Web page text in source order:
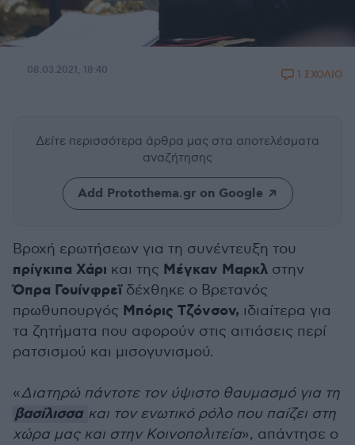
08.03.2021, 18:40 1 ΣΧΟΛΙΟ
Δείτε περισσότερα άρθρα μας στα αποτελέσματα
αναζήτησης
Add Protothema.gr on Google
Βροχή ερωτήσεων για τη συνέντευξη του
πρίγκιπα Χάρι και της Μέγκαν Μαρκλ στην
Όπρα Γουίνφρεϊδέχθηκε ο Βρετανός
πρωθυπουργός Μπόρις Τζόνσον, ιδιαίτερα για
τα ζητήματα που αφορούν στις αιτιάσεις περί
ρατσισμού και μισογυνισμού.
«Διατηρώ πάντοτε τον ύψιστο θαυμασμό για τη
βασίλισσα και τον ενωτικό ρόλο που παίζει στη
χώρα μας και στην Κοινοπολιτεία», απάντησε ο